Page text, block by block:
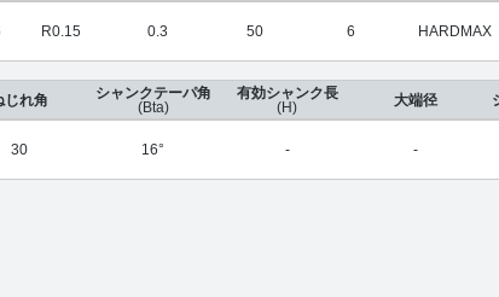
R0.15 0.3 50 6 HARDMAX
じれ角
30
シャンクテーパ角
(Bta)
16°
有効シャンク長
(H)
-
大端径
-